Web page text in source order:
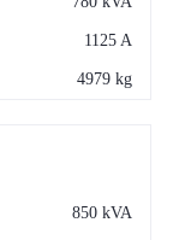
1125 A
4979 kg
850 kVA